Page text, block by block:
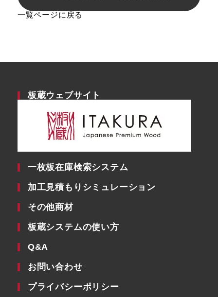
一覧ページに戻る
板蔵ウェブサイト
一枚板在庫検索システム
加工見積もりシミュレーション
その他商材
板蔵システムの使い方
Q&A
お問い合わせ
プライバシーポリシー